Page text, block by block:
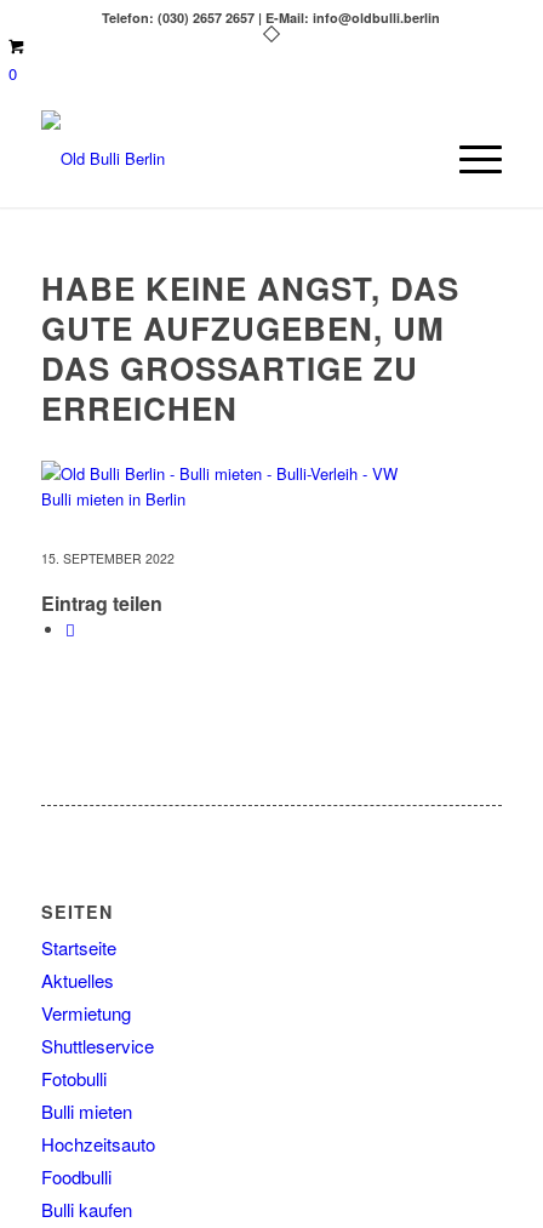
Telefon: (030) 2657 2657 | E-Mail: info@oldbulli.berlin
0
HABE KEINE ANGST, DAS
GUTE AUFZUGEBEN, UM
DAS GROSSARTIGE ZU E
RREICHEN
15. SEPTEMBER 2022
Eintrag teilen
SEITEN
Startseite
Aktuelles
Vermietung
Shuttleservice
Fotobulli
Bulli mieten
Hochzeitsauto
Foodbulli
Bulli kaufen